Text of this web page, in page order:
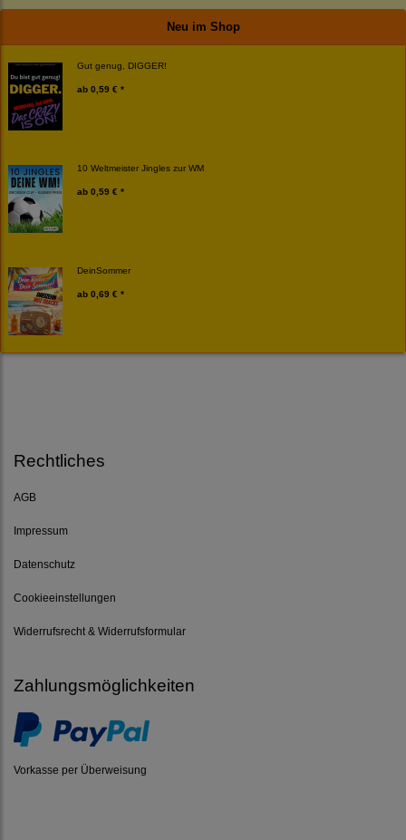
Neu im Shop
Gut genug, DIGGER!
ab 0,59 € *
10 Weltmeister Jingles zur WM
ab 0,59 € *
DeinSommer
ab 0,69 € *
Rechtliches
AGB
Impressum
Datenschutz
Cookieeinstellungen
Widerrufsrecht & Widerrufsformular
Zahlungsmöglichkeiten
Vorkasse per Überweisung